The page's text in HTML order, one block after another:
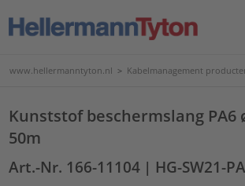
www.hellermanntyton.nl > Kabelmanagement
Kunststof beschermslang PA6
50m
Art.-Nr. 166-11104 | HG-SW21-